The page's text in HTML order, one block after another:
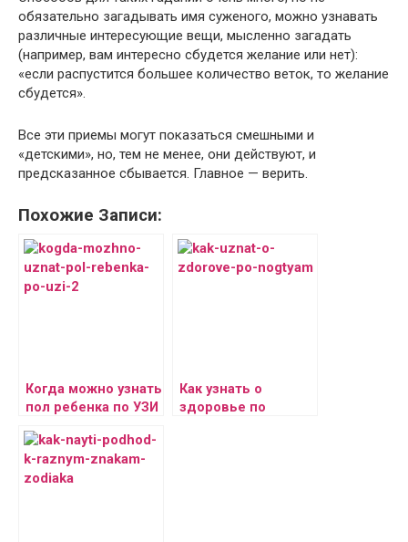
обязательно загадывать имя суженого, можно узнавать
различные интересующие вещи, мысленно загадать
(например, вам интересно сбудется желание или нет):
«если распустится большее количество веток, то желание
сбудется».
Все эти приемы могут показаться смешными и
«детскими», но, тем не менее, они действуют, и
предсказанное сбывается. Главное — верить.
Похожие Записи:
Когда можно узнать
пол ребенка по УЗИ
Как узнать о
здоровье по